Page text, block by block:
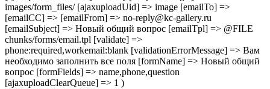
images/form_files/ [ajaxuploadUid] => image [emailTo] =>
[emailCC] => [emailFrom] => no-reply@kc-gallery.ru
[emailSubject] => Новый общий вопрос [emailTpl] => @FILE
chunks/forms/email.tpl [validate] =>
phone:required,workemail:blank [validationErrorMessage] => Вам
необходимо заполнить все поля [formName] => Новый общий
вопрос [formFields] => name,phone,question
[ajaxuploadClearQueue] => 1 )